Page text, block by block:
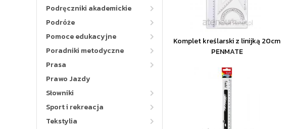
Podręczniki akademickie
Podróże
Pomoce edukacyjne
Poradniki metodyczne
Prasa
Prawo Jazdy
Słowniki
Sport i rekreacja
Tekstylia
Komplet kreślarski z linijką 20cm
PENMATE